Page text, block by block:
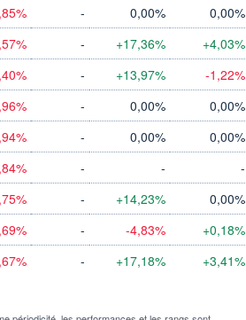
- 0,00%
0,00%
- +17,36%
+4,03%
- +13,97%
-1,22%
- 0,00%
0,00%
- 0,00%
0,00%
- -
-
- +14,23%
0,00%
- -4,83%
+0,18%
- +17,18% +3,41%